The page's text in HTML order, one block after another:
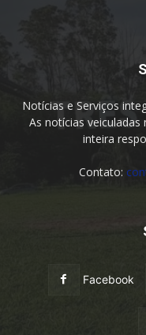
Notícias e Serviços
As notícias
inteira
Contato:
Facebook